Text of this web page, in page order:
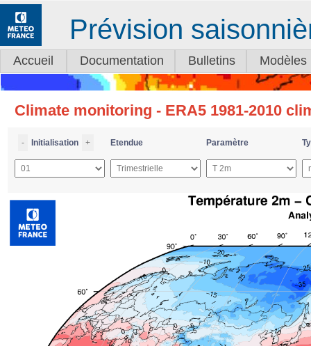
Prévision
Accueil Documentation Bulletins Modèles
Climate monitoring - ERA5 1981-2010
- Initialisation + Etendue Paramètre